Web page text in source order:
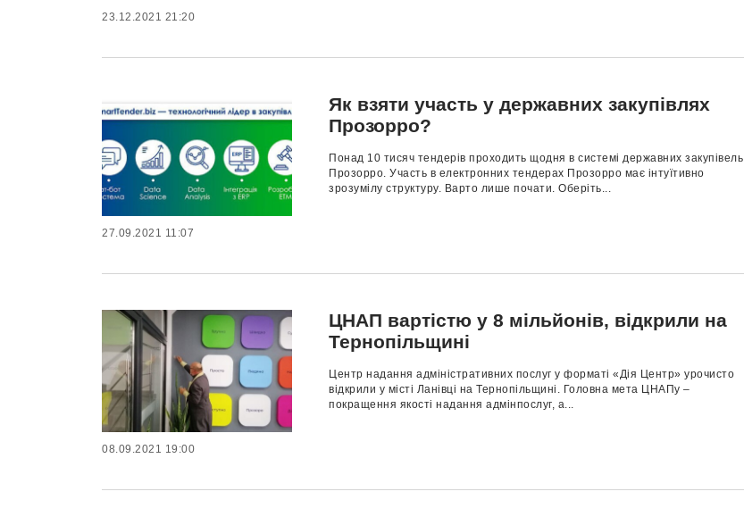
23.12.2021 21:20
Як взяти участь у державних закупівлях
Прозорро?
Понад 10 тисяч тендерів проходить щодня в системі державних закупівель
Прозорро. Участь в електронних тендерах Прозорро має інтуїтивно
зрозумілу структуру. Варто лише почати. Оберіть...
27.09.2021 11:07
ЦНАП вартістю у 8 мільйонів, відкрили на
Тернопільщині
Центр надання адміністративних послуг у форматі «Дія Центр» урочисто
відкрили у місті Ланівці на Тернопільщині. Головна мета ЦНАПу –
покращення якості надання адмінпослуг, а...
08.09.2021 19:00